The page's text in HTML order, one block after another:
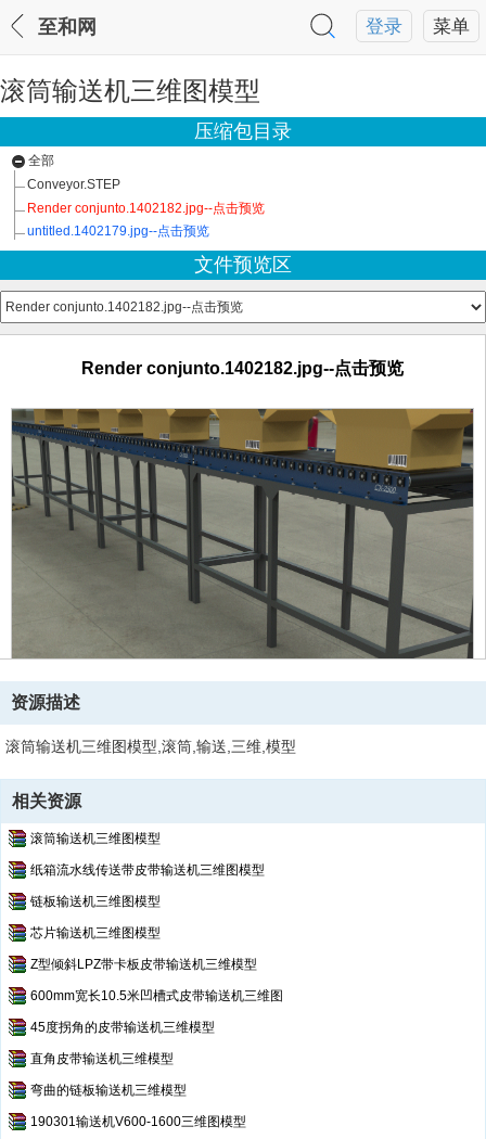
菜单
登录
至和网
滚筒输送机三维图模型
压缩包目录
全部
Conveyor.STEP
Render conjunto.1402182.jpg--点击预览
untitled.1402179.jpg--点击预览
文件预览区
Render conjunto.1402182.jpg--点击预览
资源描述
滚筒输送机三维图模型,滚筒,输送,三维,模型
相关资源
滚筒输送机三维图模型
纸箱流水线传送带皮带输送机三维图模型
链板输送机三维图模型
芯片输送机三维图模型
Z型倾斜LPZ带卡板皮带输送机三维模型
600mm宽长10.5米凹槽式皮带输送机三维图
45度拐角的皮带输送机三维模型
直角皮带输送机三维模型
弯曲的链板输送机三维模型
190301输送机V600-1600三维图模型